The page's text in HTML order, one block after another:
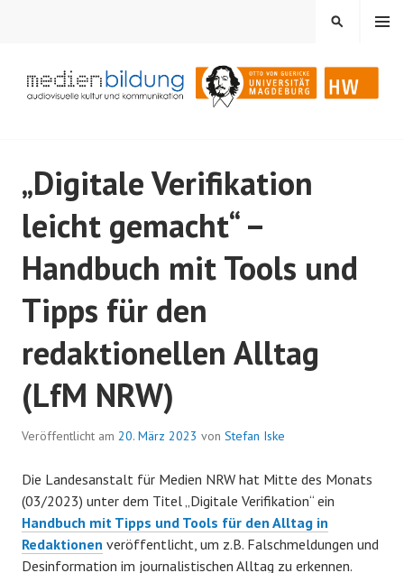
Audiovisuelle Kultur und Kommunikation
MENÜ
SUCHEN
„Digitale Verifikation
leicht gemacht“ –
Handbuch mit Tools und
Tipps für den
redaktionellen Alltag
(LfM NRW)
Veröffentlicht am 20. März 2023 von Stefan Iske
Die Landesanstalt für Medien NRW hat Mitte des Monats
(03/2023) unter dem Titel „Digitale Verifikation“ ein
Handbuch mit Tipps und Tools für den Alltag in
Redaktionen veröffentlicht, um z.B. Falschmeldungen und
Desinformation im journalistischen Alltag zu erkennen.